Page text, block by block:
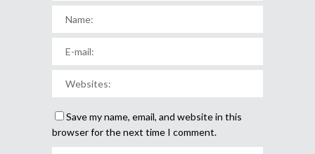
Save my name, email, and website in this
browser for the next time I comment.